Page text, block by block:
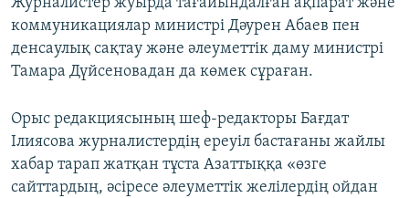
Журналистер жуырда тағайындалған ақпарат және
коммуникациялар министрі Дәурен Абаев пен
денсаулық сақтау және әлеуметтік даму министрі
Тамара Дүйсеновадан да көмек сұраған.
Орыс редакциясының шеф-редакторы Бағдат
Ілиясова журналистердің ереуіл бастағаны жайлы
хабар тарап жатқан тұста Азаттыққа «өзге
сайттардың, әсіресе әлеуметтік желілердің ойдан